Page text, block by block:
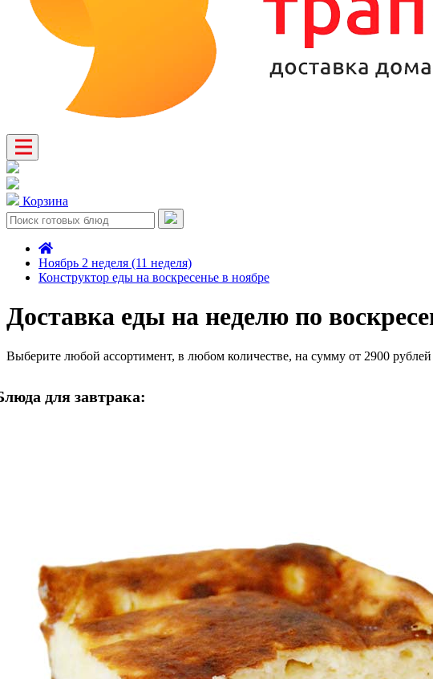
Корзина
Ноябрь 2 неделя (11 неделя)
Конструктор еды на воскресенье в ноябре
Доставка еды на неделю по
Выберите любой ассортимент, в любом количестве, на сумму от 2900 рублей
для завтрака: